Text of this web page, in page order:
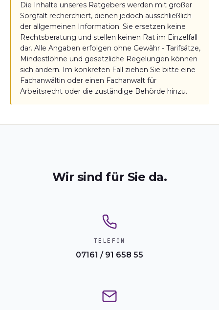
Die Inhalte unseres Ratgebers werden mit großer
Sorgfalt recherchiert, dienen jedoch ausschließlich
der allgemeinen Information. Sie ersetzen keine
Rechtsberatung und stellen keinen Rat im Einzelfall
dar. Alle Angaben erfolgen ohne Gewähr - Tarifsätze,
Mindestlöhne und gesetzliche Regelungen können
sich ändern. Im konkreten Fall ziehen Sie bitte eine
Fachanwältin oder einen Fachanwalt für
Arbeitsrecht oder die zuständige Behörde hinzu.
Wir sind für Sie da.
TELEFON
07161 / 91 658 55